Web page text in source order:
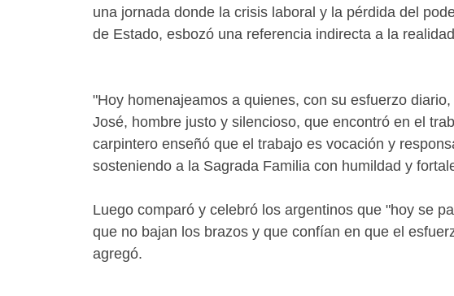
una jornada donde la crisis laboral y la pérdida del
de Estado, esbozó una referencia indirecta a la
"Hoy homenajeamos a quienes, con su esfuerzo
José, hombre justo y silencioso, que encontró en el
carpintero enseñó que el trabajo es vocación y
sosteniendo a la Sagrada Familia con humildad y
Luego comparó y celebró los argentinos que "hoy se
que no bajan los brazos y que confían en que el
agregó.